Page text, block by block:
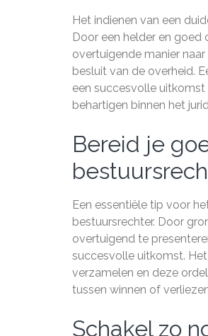
Het indienen van een
Door een helder en
overtuigende manier
besluit van de overheid.
een succesvolle
behartigen binnen het
Bereid je
Een essentiële tip voor
bestuursrechter. Door
overtuigend te
succesvolle uitkomst.
verzamelen en deze
tussen winnen of
Schakel zo